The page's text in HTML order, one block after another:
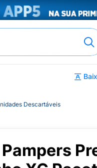
Descartáveis